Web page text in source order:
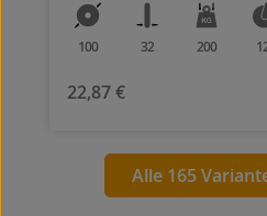
100 32 200
22,87 €
Alle 165